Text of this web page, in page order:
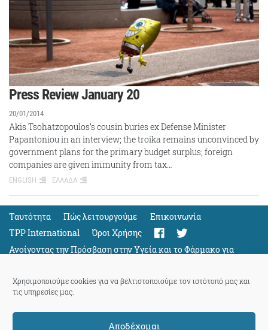
Χρησιμοποιούμε cookies για να βελτιστοποιούμε τον ιστότοπό μας και
τις υπηρεσίες μας.
Αποδέχομαι
Press Review January 20
20/01/2014
Akis Tsohatzopoulos’s cousin buries ex Defense Minister
Papantoniou in an interview; the troika remains unconvinced by
government plans for the primary budget surplus; foreign
companies are given immunity from tax…
ENGLISH ΕΛΛΑΔΑ
Ταυτότητα Πώς λειτουργούμε
Eπικοινωνία
TPP International
Όροι Χρήσης
Ανοίγοντας την Πρόσβαση στην Υγεία και το Φάρμακο για
Όλους
Support